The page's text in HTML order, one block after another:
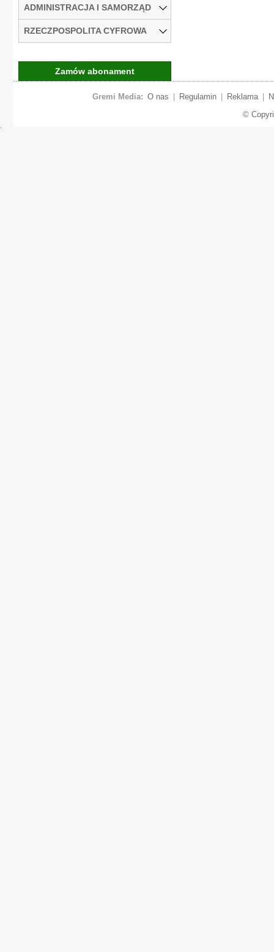
ADMINISTRACJA I SAMORZĄD
RZECZPOSPOLITA CYFROWA
Zamów abonament
Gremi Media: O nas Regulamin Reklama
©